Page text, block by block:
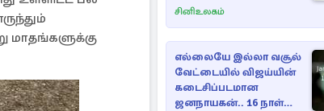
மாதங்களுக்கு
அவரே வெளியிட்ட
சினிஉலகம்
எல்லையே இல்லா வசூல்
வேட்டையில் விஜய்யின்
கடைசிப்படமான
ஜனநாயகன்.. 16 நாள்